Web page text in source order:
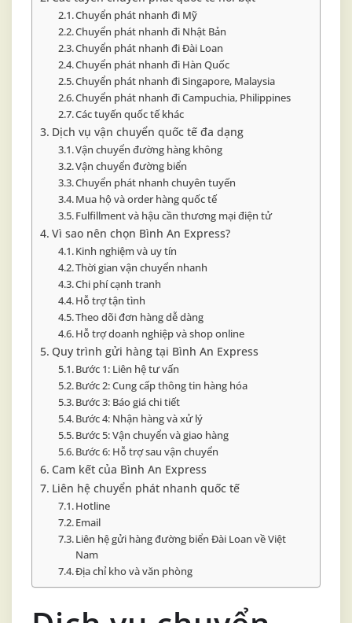
Chuyển phát nhanh đi Mỹ
Chuyển phát nhanh đi Nhật Bản
Chuyển phát nhanh đi Đài Loan
Chuyển phát nhanh đi Hàn Quốc
Chuyển phát nhanh đi Singapore, Malaysia
Chuyển phát nhanh đi Campuchia, Philippines
Các tuyến quốc tế khác
Dịch vụ vận chuyển quốc tế đa dạng
Vận chuyển đường hàng không
Vận chuyển đường biển
Chuyển phát nhanh chuyên tuyến
Mua hộ và order hàng quốc tế
Fulfillment và hậu cần thương mại điện tử
Vì sao nên chọn Bình An Express?
Kinh nghiệm và uy tín
Thời gian vận chuyển nhanh
Chi phí cạnh tranh
Hỗ trợ tận tình
Theo dõi đơn hàng dễ dàng
Hỗ trợ doanh nghiệp và shop online
Quy trình gửi hàng tại Bình An Express
Bước 1: Liên hệ tư vấn
Bước 2: Cung cấp thông tin hàng hóa
Bước 3: Báo giá chi tiết
Bước 4: Nhận hàng và xử lý
Bước 5: Vận chuyển và giao hàng
Bước 6: Hỗ trợ sau vận chuyển
Cam kết của Bình An Express
Liên hệ chuyển phát nhanh quốc tế
Hotline
Email
Liên hệ gửi hàng đường biển Đài Loan về Việt
Nam
Địa chỉ kho và văn phòng